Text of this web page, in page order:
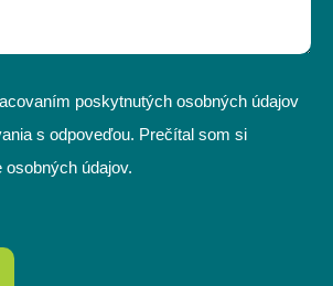
poskytnutých osobných údajov
s odpoveďou. Prečítal som si
osobných údajov.